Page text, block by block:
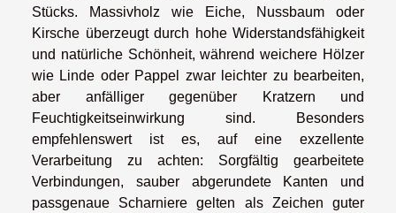
Stücks. Massivholz wie Eiche, Nussbaum oder
Kirsche überzeugt durch hohe Widerstandsfähigkeit
und natürliche Schönheit, während weichere Hölzer
wie Linde oder Pappel zwar leichter zu bearbeiten,
aber anfälliger gegenüber Kratzern und
Feuchtigkeitseinwirkung sind. Besonders
empfehlenswert ist es, auf eine exzellente
Verarbeitung zu achten: Sorgfältig gearbeitete
Verbindungen, sauber abgerundete Kanten und
passgenaue Scharniere gelten als Zeichen guter